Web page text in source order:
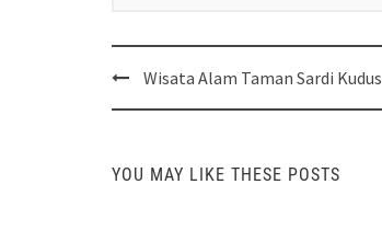
PostWisata Alam Taman Sardi Kudus
YOU MAY LIKE THESE POSTS